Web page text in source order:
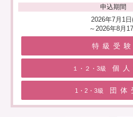
申込期間
2026年7月1日
～2026年8月17
特級受験
１・２・3級 個
1・2・3級 団体